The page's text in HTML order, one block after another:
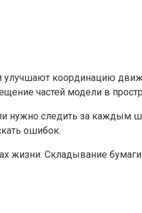
координацию
частей модели в
нужно следить за каждым
ошибок.
жизни. Складывание